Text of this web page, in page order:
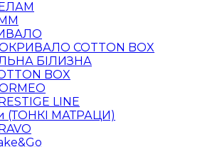
COTTON BOX
БІЛИЗНА
BOX
LINE
(ТОНКІ МАТРАЦИ)